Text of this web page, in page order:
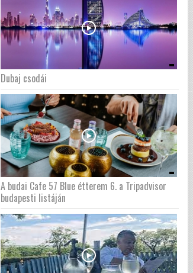
Dubaj csodái
A budai Cafe 57 Blue étterem 6. a Tripadvisor
budapesti listáján